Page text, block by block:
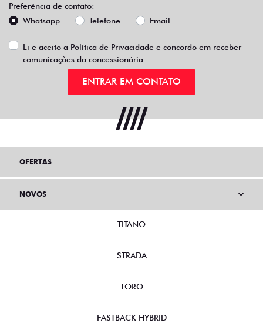
Preferência de contato:
Whatsapp
Telefone Email
Li e aceito a Política de Privacidade e concordo em receber
comunicações da concessionária.
ENTRAR EM CONTATO
OFERTAS
NOVOS
TITANO
STRADA
TORO
FASTBACK HYBRID